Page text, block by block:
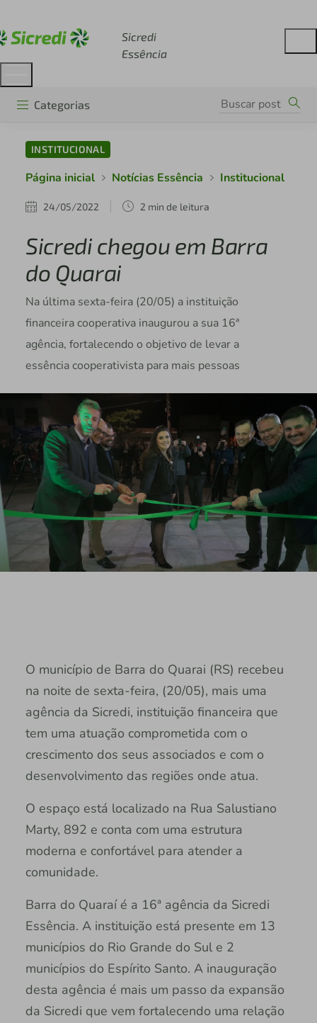
Sicredi
Essência
Categorias
INSTITUCIONAL
Página inicial Notícias Essência Institucional
24/05/2022 2 min de leitura
Sicredi chegou em Barra
do Quarai
Na última sexta-feira (20/05) a instituição
financeira cooperativa inaugurou a sua 16ª
agência, fortalecendo o objetivo de levar a
essência cooperativista para mais pessoas
O município de Barra do Quarai (RS) recebeu
na noite de sexta-feira, (20/05), mais uma
agência da Sicredi, instituição financeira que
tem uma atuação comprometida com o
crescimento dos seus associados e com o
desenvolvimento das regiões onde atua.
O espaço está localizado na Rua Salustiano
Marty, 892 e conta com uma estrutura
moderna e confortável para atender a
comunidade.
Barra do Quaraí é a 16ª agência da Sicredi
Essência. A instituição está presente em 13
municípios do Rio Grande do Sul e 2
municípios do Espírito Santo. A inauguração
desta agência é mais um passo da expansão
da Sicredi que vem fortalecendo uma relação